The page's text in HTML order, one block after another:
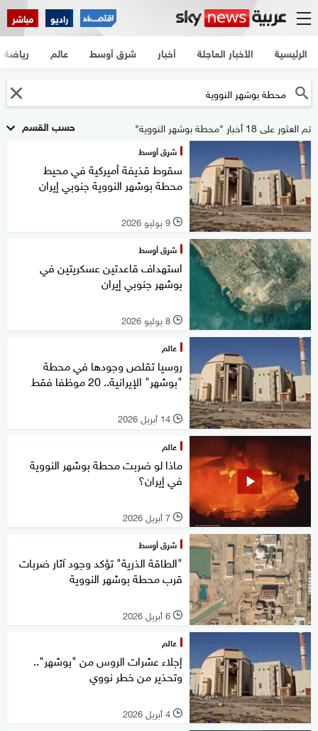
راديو مباشر
الرئيسية الأخبار العاجلة أخبار شرق أوسط عالم رياضة
حسب القسم تم العثور على 18 أخبار "محطة بوشهر النووية"
شرق أوسط
سقوط قذيفة أميركية في محيط
محطة بوشهر النووية جنوبي إيران
l 9 يوليو 2026
شرق أوسط
استهداف قاعدتين عسكريتين في
بوشهر جنوبي إيران
l 8 يوليو 2026
عالم
روسيا تقلص وجودها في محطة
"بوشهر" الإيرانية.. 20 موظفا فقط
l 14 أبريل 2026
عالم
ماذا لو ضربت محطة بوشهر النووية
في إيران؟
l 7 أبريل 2026
شرق أوسط
"الطاقة الذرية" تؤكد وجود آثار ضربات
قرب محطة بوشهر النووية
l 6 أبريل 2026
عالم
إجلاء عشرات الروس من "بوشهر"..
وتحذير من خطر نووي
l 4 أبريل 2026